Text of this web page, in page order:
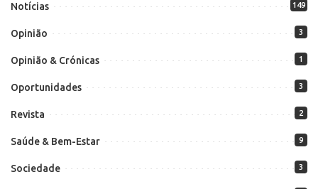
Notícias 149
Opinião 3
Opinião & Crónicas 1
Oportunidades 3
Revista 2
Saúde & Bem-Estar 9
Sociedade 3